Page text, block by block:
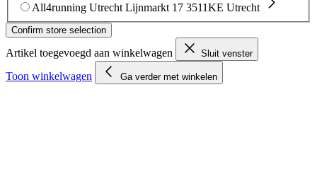
All4running Utrecht Lijnmarkt 17 3511KE Utrecht
Confirm store selection
Artikel toegevoegd aan winkelwagen Sluit venster
Toon winkelwagen Ga verder met winkelen